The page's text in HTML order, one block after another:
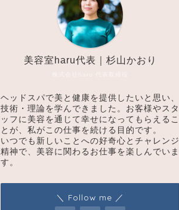
2020年7月
2020年4月
2020年1月
2019年9月
美容室haru代表｜杉山かおり
ヘッドスパで美と健康を提供したいと思い、
技術・理論を学んできました。お客様やスタ
ッフに美容を通じて幸せになってもらえるこ
とが、私がこの仕事を続ける目的です。
いつでも新しいことへの好奇心とチャレンジ
精神で、美容に関わるお仕事を楽しんでいま
す。
＼ Follow me ／